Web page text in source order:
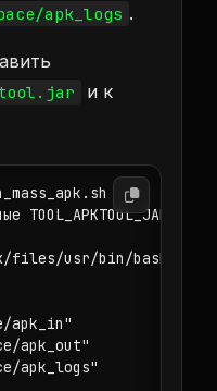
apk_logs .
и к
TOOL_APKTOOL_JAR и
files/usr/bin/bash
apk_in"
apk_out"
apk_logs"